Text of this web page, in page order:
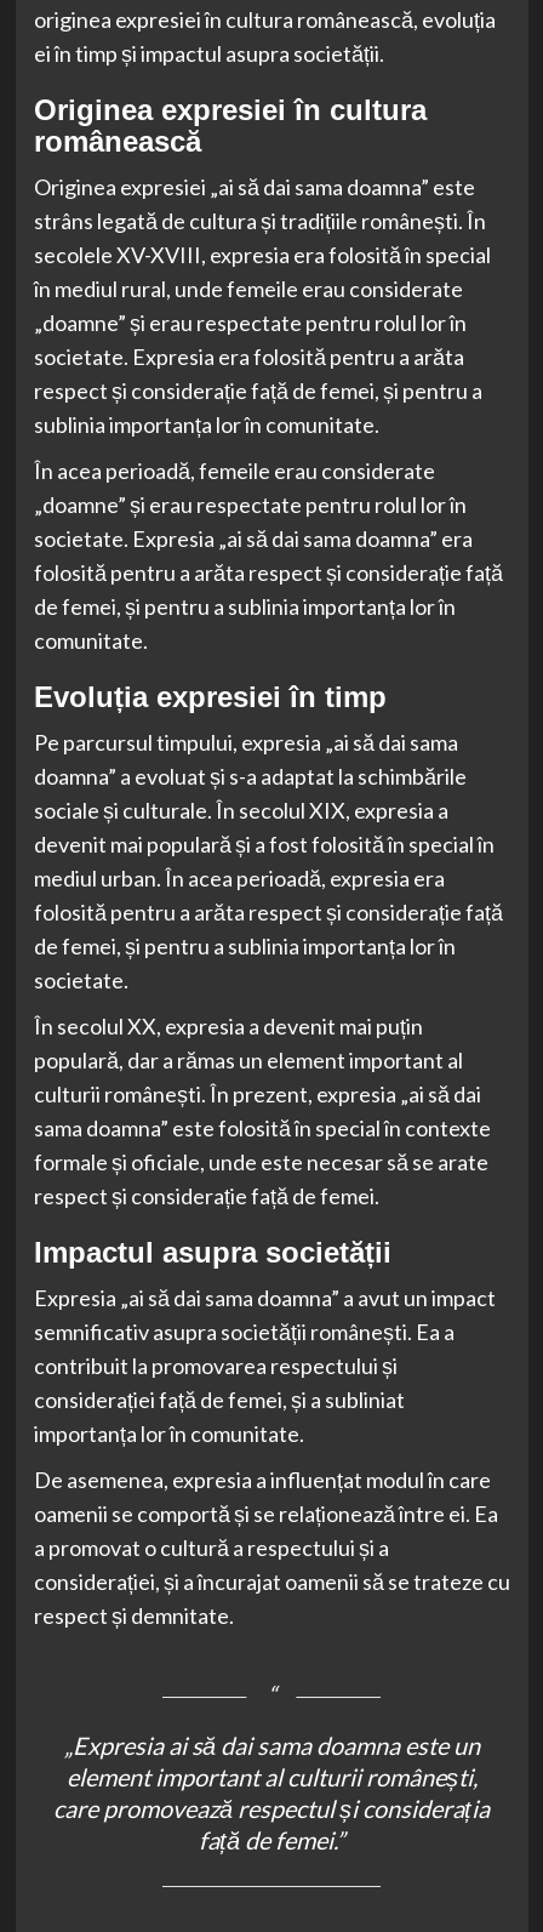
originea expresiei în cultura românească, evoluția
ei în timp și impactul asupra societății.
Originea expresiei în cultura
românească
Originea expresiei „ai să dai sama doamna” este
strâns legată de cultura și tradițiile românești. În
secolele XV-XVIII, expresia era folosită în special
în mediul rural, unde femeile erau considerate
„doamne” și erau respectate pentru rolul lor în
societate. Expresia era folosită pentru a arăta
respect și considerație față de femei, și pentru a
sublinia importanța lor în comunitate.
În acea perioadă, femeile erau considerate
„doamne” și erau respectate pentru rolul lor în
societate. Expresia „ai să dai sama doamna” era
folosită pentru a arăta respect și considerație față
de femei, și pentru a sublinia importanța lor în
comunitate.
Evoluția expresiei în timp
Pe parcursul timpului, expresia „ai să dai sama
doamna” a evoluat și s-a adaptat la schimbările
sociale și culturale. În secolul XIX, expresia a
devenit mai populară și a fost folosită în special în
mediul urban. În acea perioadă, expresia era
folosită pentru a arăta respect și considerație față
de femei, și pentru a sublinia importanța lor în
societate.
În secolul XX, expresia a devenit mai puțin
populară, dar a rămas un element important al
culturii românești. În prezent, expresia „ai să dai
sama doamna” este folosită în special în contexte
formale și oficiale, unde este necesar să se arate
respect și considerație față de femei.
Impactul asupra societății
Expresia „ai să dai sama doamna” a avut un impact
semnificativ asupra societății românești. Ea a
contribuit la promovarea respectului și
considerației față de femei, și a subliniat
importanța lor în comunitate.
De asemenea, expresia a influențat modul în care
oamenii se comportă și se relaționează între ei. Ea
a promovat o cultură a respectului și a
considerației, și a încurajat oamenii să se trateze cu
respect și demnitate.
„Expresia ai să dai sama doamna este un
element important al culturii românești,
care promovează respectul și considerația
față de femei.”